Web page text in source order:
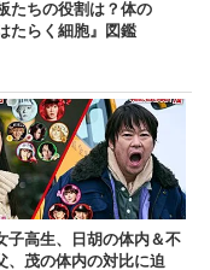
たちの役割は？体の
たらく細胞』図鑑
子高生、日胡の体内＆不
、茂の体内の対比に迫